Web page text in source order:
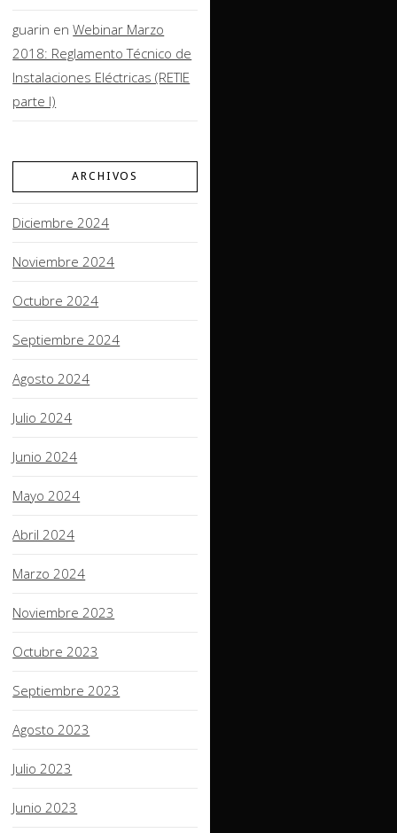
guarin enWebinar Marzo
2018: Reglamento Técnico de
Instalaciones Eléctricas (RETIE
parte I)
ARCHIVOS
Diciembre 2024
Noviembre 2024
Octubre 2024
Septiembre 2024
Agosto 2024
Julio 2024
Junio 2024
Mayo 2024
Abril 2024
Marzo 2024
Noviembre 2023
Octubre 2023
Septiembre 2023
Agosto 2023
Julio 2023
Junio 2023